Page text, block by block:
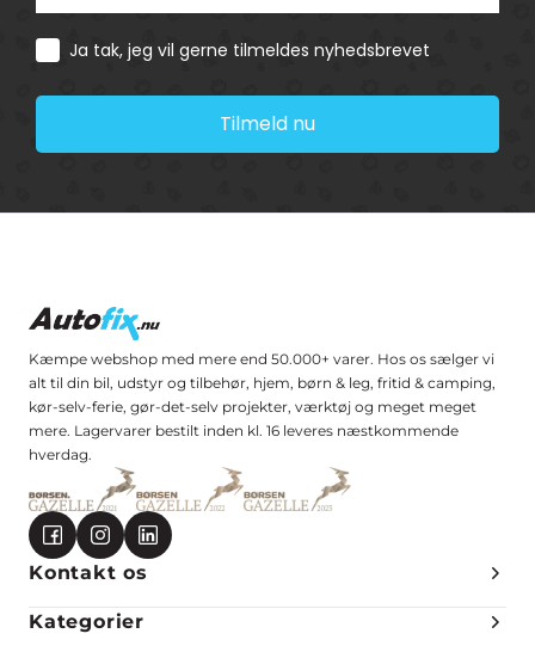
Consent
Ja tak, jeg vil gerne tilmeldes nyhedsbrevet
Tilmeld nu
Kæmpe webshop med mere end 50.000+ varer. Hos os sælger vi
alt til din bil, udstyr og tilbehør, hjem, børn & leg, fritid & camping,
kør-selv-ferie, gør-det-selv projekter, værktøj og meget meget
mere. Lagervarer bestilt inden kl. 16 leveres næstkommende
hverdag.
Kontakt os
Kategorier